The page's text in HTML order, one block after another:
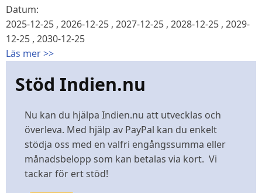
Datum:
2025-12-25 , 2026-12-25 , 2027-12-25 , 2028-12-25 , 2029-
12-25 , 2030-12-25
Läs mer >>
Stöd Indien.nu
Nu kan du hjälpa Indien.nu att utvecklas och
överleva. Med hjälp av PayPal kan du enkelt
stödja oss med en valfri engångssumma eller
månadsbelopp som kan betalas via kort. Vi
tackar för ert stöd!